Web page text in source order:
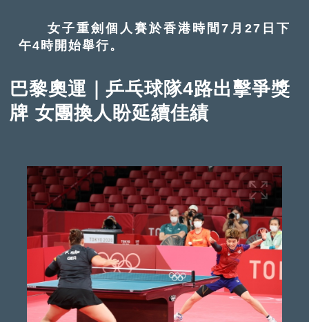
女子重劍個人賽於香港時間7月27日下
午4時開始舉行。
巴黎奧運｜乒乓球隊4路出擊爭獎
牌 女團換人盼延續佳績